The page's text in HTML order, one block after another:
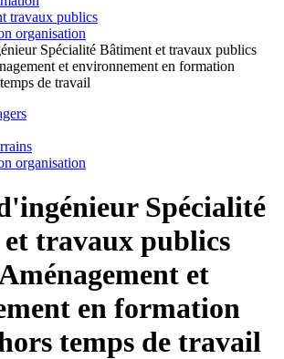
travaux publics
organisation
Spécialité Bâtiment et travaux publics
et environnement en formation
de travail
organisation
Spécialité
travaux publics
et
en formation
temps de travail